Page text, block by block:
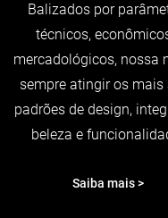
Balizados por
técnicos,
mercadológicos, nossa
sempre atingir os mais
padrões de design,
beleza e
Saiba mais >